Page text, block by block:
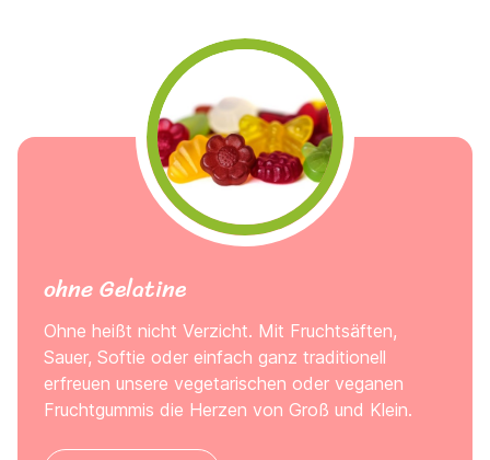
ohne Gelatine
Ohne heißt nicht Verzicht. Mit Fruchtsäften,
Sauer, Softie oder einfach ganz traditionell
erfreuen unsere vegetarischen oder veganen
Fruchtgummis die Herzen von Groß und Klein.